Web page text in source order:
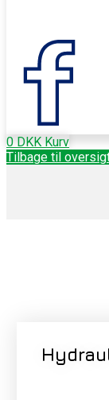
0 DKK Kurv
Tilbage til